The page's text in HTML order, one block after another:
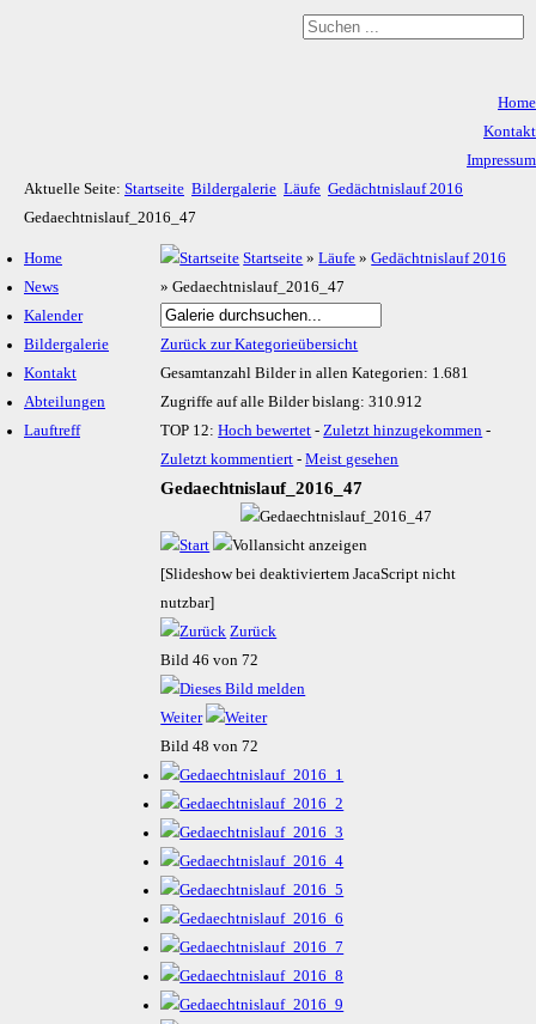
Home
Kontakt
Impressum
Datenschutz
Aktuelle Seite: Startseite Bildergalerie Läufe Gedächtnislauf 2016
Gedaechtnislauf_2016_47
Home
News
Kalender
Bildergalerie
Kontakt
Abteilungen
Lauftreff
Startseite »Läufe »Gedächtnislauf 2016
» Gedaechtnislauf_2016_47
Zurück zur Kategorieübersicht
Gesamtanzahl Bilder in allen Kategorien: 1.681
Zugriffe auf alle Bilder bislang: 310.912
TOP 12:Hoch bewertet -Zuletzt hinzugekommen -
Zuletzt kommentiert -Meist gesehen
Gedaechtnislauf_2016_47
[Slideshow bei deaktiviertem JacaScript nicht
nutzbar]
Zurück
Bild 46 von 72
Weiter
Bild 48 von 72